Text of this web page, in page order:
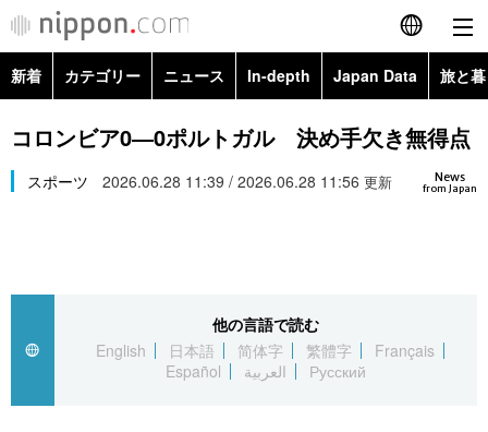
English
简体字
繁體字
العربية
新着 カテゴリー ニュース In-depth Japan Data 旅と
政治・外交
経済・ビジネス
社会
文化
科学・技術
Topics
Images
お知らせ
コロンビア0―0ポルトガル 決め手欠き無得点
News
from Japan
スポーツ 2026.06.28 11:39 / 2026.06.28 11:56 更新
他の言語で読む
English
日本語 简体字 繁體字
Français
Español
العربية Русский